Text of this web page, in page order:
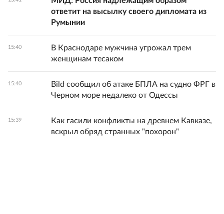
ответит на высылку своего дипломата из
Румынии
15:40
В Краснодаре мужчина угрожал трем
женщинам тесаком
15:40
Bild сообщил об атаке БПЛА на судно ФРГ в
Черном море недалеко от Одессы
15:39
Как гасили конфликты на древнем Кавказе,
вскрыл обряд странных "похорон"